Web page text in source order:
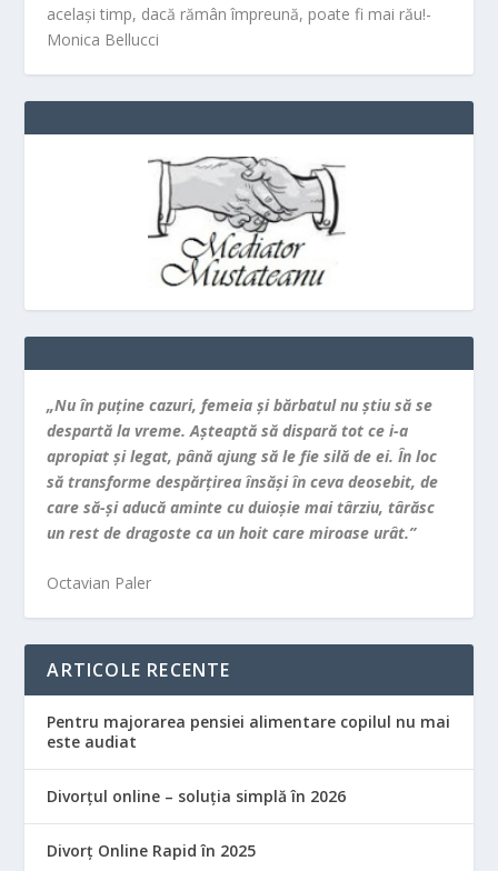
același timp, dacă rămân împreună, poate fi mai rău!-
Monica Bellucci
„Nu în puţine cazuri, femeia şi bărbatul nu ştiu să se
despartă la vreme. Aşteaptă să dispară tot ce i-a
apropiat şi legat, până ajung să le fie silă de ei. În loc
să transforme despărţirea însăşi în ceva deosebit, de
care să-şi aducă aminte cu duioşie mai târziu, târăsc
un rest de dragoste ca un hoit care miroase urât.”
Octavian Paler
ARTICOLE RECENTE
Pentru majorarea pensiei alimentare copilul nu mai
este audiat
Divorțul online – soluția simplă în 2026
Divorț Online Rapid în 2025